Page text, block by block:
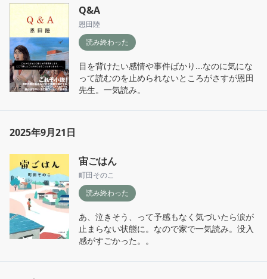
Q&A
恩田陸
読み終わった
目を背けたい感情や事件ばかり...なのに気にな
って読むのを止められないところがさすが恩田
先生。一気読み。
2025年9月21日
宙ごはん
町田そのこ
読み終わった
あ、泣きそう、って予感もなく気づいたら涙が
止まらない状態に。なので家で一気読み。没入
感がすごかった。。